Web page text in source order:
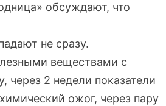
обсуждают, что
не сразу.
веществами с
через 2 недели показатели
ожог, через пару